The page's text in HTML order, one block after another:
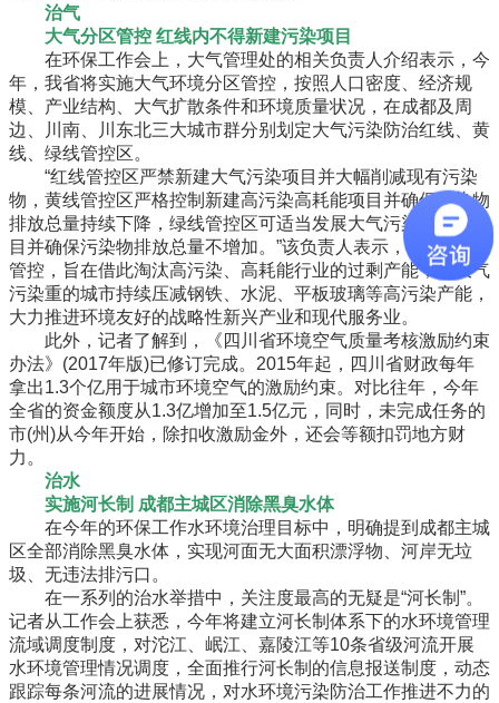
治气
大气分区管控 红线内不得新建污染项目
在环保工作会上，大气管理处的相关负责人介绍表示，今
年，我省将实施大气环境分区管控，按照人口密度、经济规
模、产业结构、大气扩散条件和环境质量状况，在成都及周
边、川南、川东北三大城市群分别划定大气污染防治红线、黄
线、绿线管控区。
“红线管控区严禁新建大气污染项目并大幅削减现有污染
物，黄线管控区严格控制新建高污染高耗能项目并确保污染物
排放总量持续下降，绿线管控区可适当发展大气污染较轻的项
目并确保污染物排放总量不增加。”该负责人表示，实行分区
管控，旨在借此淘汰高污染、高耗能行业的过剩产能，在大气
污染重的城市持续压减钢铁、水泥、平板玻璃等高污染产能，
大力推进环境友好的战略性新兴产业和现代服务业。
此外，记者了解到，《四川省环境空气质量考核激励约束
办法》(2017年版)已修订完成。2015年起，四川省财政每年
拿出1.3个亿用于城市环境空气的激励约束。对比往年，今年
全省的资金额度从1.3亿增加至1.5亿元，同时，未完成任务的
市(州)从今年开始，除扣收激励金外，还会等额扣罚地方财
力。
治水
实施河长制 成都主城区消除黑臭水体
在今年的环保工作水环境治理目标中，明确提到成都主城
区全部消除黑臭水体，实现河面无大面积漂浮物、河岸无垃
圾、无违法排污口。
在一系列的治水举措中，关注度最高的无疑是“河长制”。
记者从工作会上获悉，今年将建立河长制体系下的水环境管理
流域调度制度，对沱江、岷江、嘉陵江等10条省级河流开展
水环境管理情况调度，全面推行河长制的信息报送制度，动态
跟踪每条河流的进展情况，对水环境污染防治工作推进不力的